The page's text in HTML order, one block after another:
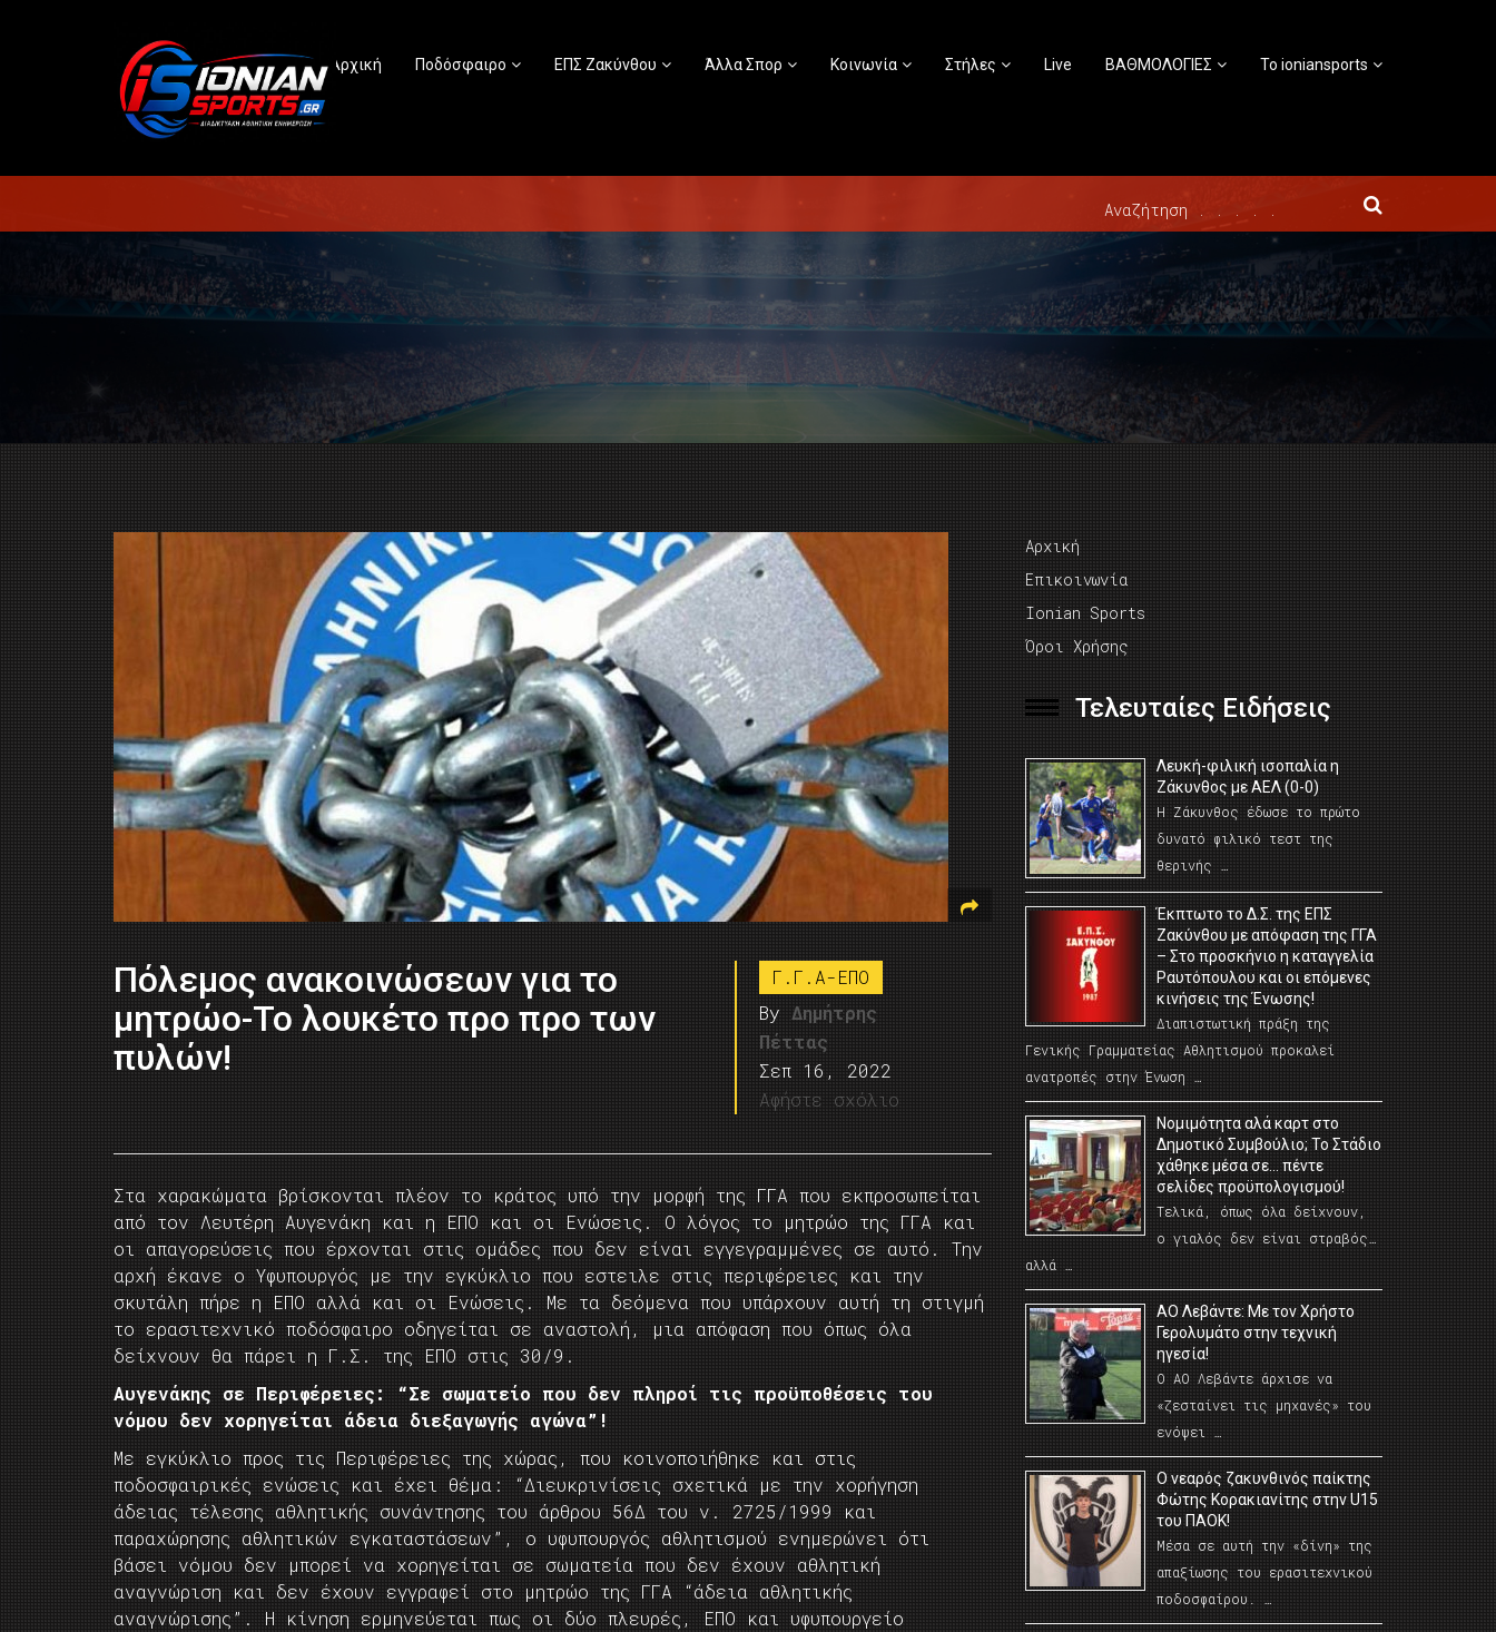
Αρχική Ποδόσφαιρο ΕΠΣ Ζακύνθου Άλλα Σπορ Κοινωνία Στήλες Live ΒΑΘΜΟΛΟΓΙΕΣ Το ioniansports
Πόλεμος ανακοινώσεων για το
μητρώο-Το λουκέτο προ προ των
πυλών!
Γ.Γ.Α-ΕΠΟ
By Δημήτρης
Πέττας
Σεπ 16, 2022
Αφήστε σχόλιο
Στα χαρακώματα βρίσκονται πλέον το κράτος υπό την μορφή της ΓΓΑ που εκπροσωπείται
από τον Λευτέρη Αυγενάκη και η ΕΠΟ και οι Ενώσεις. Ο λόγος το μητρώο της ΓΓΑ και
οι απαγορεύσεις που έρχονται στις ομάδες που δεν είναι εγγεγραμμένες σε αυτό. Την
αρχή έκανε ο Υφυπουργός με την εγκύκλιο που εστειλε στις περιφέρειες και την
σκυτάλη πήρε η ΕΠΟ αλλά και οι Ενώσεις. Με τα δεόμενα που υπάρχουν αυτή τη στιγμή
το ερασιτεχνικό ποδόσφαιρο οδηγείται σε αναστολή, μια απόφαση που όπως όλα
δείχνουν θα πάρει η Γ.Σ. της ΕΠΟ στις 30/9.
Αυγενάκης σε Περιφέρειες: “Σε σωματείο που δεν πληροί τις προϋποθέσεις του
νόμου δεν χορηγείται άδεια διεξαγωγής αγώνα”!
Με εγκύκλιο προς τις Περιφέρειες της χώρας, που κοινοποιήθηκε και στις
ποδοσφαιρικές ενώσεις και έχει θέμα: “Διευκρινίσεις σχετικά με την χορήγηση
άδειας τέλεσης αθλητικής συνάντησης του άρθρου 56Δ του ν. 2725/1999 και
παραχώρησης αθλητικών εγκαταστάσεων”, ο υφυπουργός αθλητισμού ενημερώνει ότι
βάσει νόμου δεν μπορεί να χορηγείται σε σωματεία που δεν έχουν αθλητική
αναγνώριση και δεν έχουν εγγραφεί στο μητρώο της ΓΓΑ “άδεια αθλητικής
αναγνώρισης”. Η κίνηση ερμηνεύεται πως οι δύο πλευρές, ΕΠΟ και υφυπουργείο
Αρχική
Επικοινωνία
Ionian Sports
Όροι Χρήσης
Τελευταίες Ειδήσεις
Λευκή-φιλική ισοπαλία η
Ζάκυνθος με ΑΕΛ (0-0)
Η Ζάκυνθος έδωσε το πρώτο
δυνατό φιλικό τεστ της
θερινής …
Έκπτωτο το Δ.Σ. της ΕΠΣ
Ζακύνθου με απόφαση της ΓΓΑ
– Στο προσκήνιο η καταγγελία
Ραυτόπουλου και οι επόμενες
κινήσεις της Ένωσης!
Διαπιστωτική πράξη της
Γενικής Γραμματείας Αθλητισμού προκαλεί
ανατροπές στην Ένωση …
Νομιμότητα αλά καρτ στο
Δημοτικό Συμβούλιο; Το Στάδιο
χάθηκε μέσα σε… πέντε
σελίδες προϋπολογισμού!
Τελικά, όπως όλα δείχνουν,
ο γιαλός δεν είναι στραβός…
αλλά …
ΑΟ Λεβάντε: Με τον Χρήστο
Γερολυμάτο στην τεχνική
ηγεσία!
Ο ΑΟ Λεβάντε άρχισε να
«ζεσταίνει τις μηχανές» του
ενόψει …
O νεαρός ζακυνθινός παίκτης
Φώτης Κορακιανίτης στην U15
του ΠΑΟΚ!
Μέσα σε αυτή την «δίνη» της
απαξίωσης του ερασιτεχνικού
ποδοσφαίρου. …